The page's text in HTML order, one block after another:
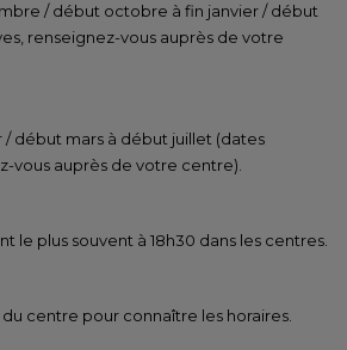
/ début octobre à fin janvier / début
renseignez-vous auprès de votre
/ début mars à début juillet (dates
vous auprès de votre centre).
le plus souvent à 18h30 dans les centres.
centre pour connaître les horaires.